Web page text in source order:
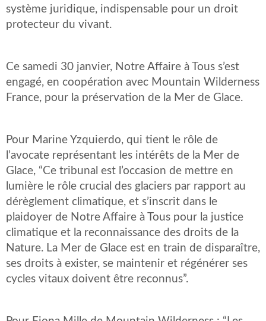
système juridique, indispensable pour un droit
protecteur du vivant.
Ce samedi 30 janvier, Notre Affaire à Tous s’est
engagé, en coopération avec Mountain Wilderness
France, pour la préservation de la Mer de Glace.
Pour Marine Yzquierdo, qui tient le rôle de
l’avocate représentant les intérêts de la Mer de
Glace, “Ce tribunal est l’occasion de mettre en
lumière le rôle crucial des glaciers par rapport au
dérèglement climatique, et s’inscrit dans le
plaidoyer de Notre Affaire à Tous pour la justice
climatique et la reconnaissance des droits de la
Nature. La Mer de Glace est en train de disparaître,
ses droits à exister, se maintenir et régénérer ses
cycles vitaux doivent être reconnus”.